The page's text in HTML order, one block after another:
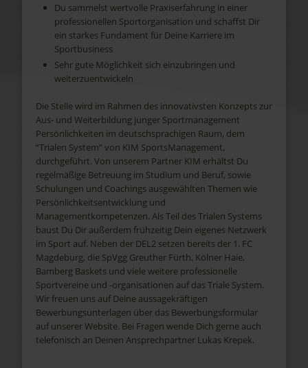
Du sammelst wertvolle Praxiserfahrung in einer
professionellen Sportorganisation und schaffst Dir
ein starkes Fundament für Deine Karriere im
Sportbusiness
Sehr gute Möglichkeit sich einzubringen und
weiterzuentwickeln
Die Stelle wird im Rahmen des innovativsten Konzepts zur
Aus- und Weiterbildung junger Sportmanagement
Persönlichkeiten im deutschsprachigen Raum, dem
“Trialen System” von KIM SportsManagement,
durchgeführt. Von unserem Partner KIM erhältst Du
regelmäßige Betreuung im Studium und Beruf, sowie
Schulungen und Coachings ausgewählten Themen wie
Persönlichkeitsentwicklung und
Managementkompetenzen. Als Teil des Trialen Systems
baust Du Dir außerdem frühzeitig Dein eigenes Netzwerk
im Sport auf. Neben der DEL2 setzen bereits der 1. FC
Magdeburg, die SpVgg Greuther Fürth, Kölner Haie,
Bamberg Baskets und viele weitere professionelle
Sportvereine und -organisationen auf das Triale System.
Wir freuen uns auf Deine aussagekräftigen
Bewerbungsunterlagen über das Bewerbungsformular
auf unserer Website. Bei Fragen wende Dich gerne auch
telefonisch an Deinen Ansprechpartner Lukas Krepek.